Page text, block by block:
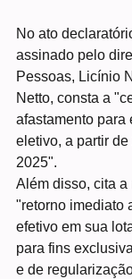
No ato
assinado pelo
Pessoas, Licínio
Netto, consta a
afastamento para
eletivo, a partir
2025".
Além disso, cita
"retorno imediato
efetivo em sua
para fins
e de